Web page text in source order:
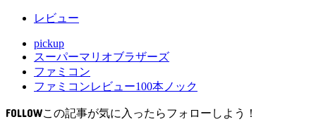
レビュー
pickup
スーパーマリオブラザーズ
ファミコン
ファミコンレビュー100本ノック
FOLLOW